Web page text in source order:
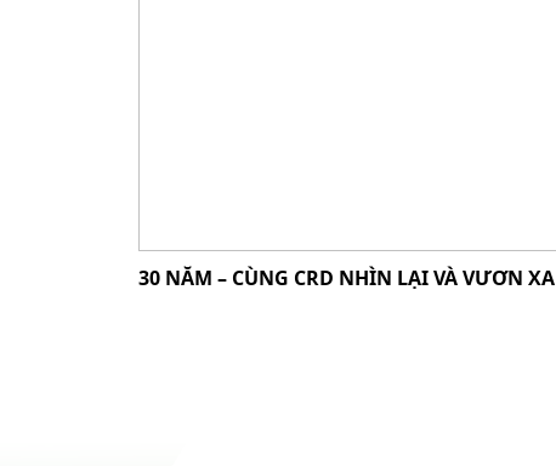
30 NĂM – CÙNG CRD NHÌN LẠI VÀ VƯƠN XA